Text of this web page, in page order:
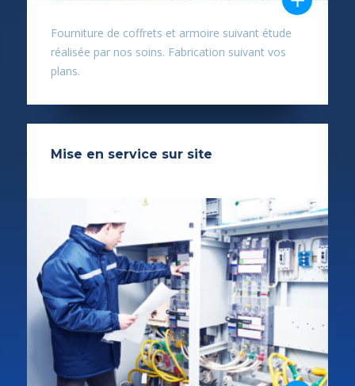
Fourniture de coffrets et armoire suivant étude
réalisée par nos soins. Fabrication suivant vos
plans.
Mise en service sur site